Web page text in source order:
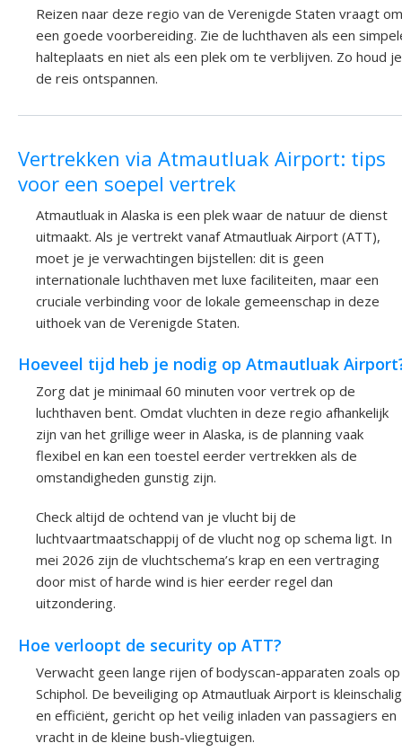
Reizen naar deze regio van de Verenigde Staten vraagt om
een goede voorbereiding. Zie de luchthaven als een
halteplaats en niet als een plek om te verblijven. Zo houd je
de reis ontspannen.
Vertrekken via Atmautluak Airport: tips
voor een soepel vertrek
Atmautluak in Alaska is een plek waar de natuur de dienst
uitmaakt. Als je vertrekt vanaf Atmautluak Airport (ATT),
moet je je verwachtingen bijstellen: dit is geen
internationale luchthaven met luxe faciliteiten, maar een
cruciale verbinding voor de lokale gemeenschap in deze
uithoek van de Verenigde Staten.
Hoeveel tijd heb je nodig op Atmautluak
Zorg dat je minimaal 60 minuten voor vertrek op de
luchthaven bent. Omdat vluchten in deze regio afhankelijk
zijn van het grillige weer in Alaska, is de planning vaak
flexibel en kan een toestel eerder vertrekken als de
omstandigheden gunstig zijn.
Check altijd de ochtend van je vlucht bij de
luchtvaartmaatschappij of de vlucht nog op schema ligt. In
mei 2026 zijn de vluchtschema’s krap en een vertraging
door mist of harde wind is hier eerder regel dan
uitzondering.
Hoe verloopt de security op ATT?
Verwacht geen lange rijen of bodyscan-apparaten zoals op
Schiphol. De beveiliging op Atmautluak Airport is kleinschalig
en efficiënt, gericht op het veilig inladen van passagiers en
vracht in de kleine bush-vliegtuigen.